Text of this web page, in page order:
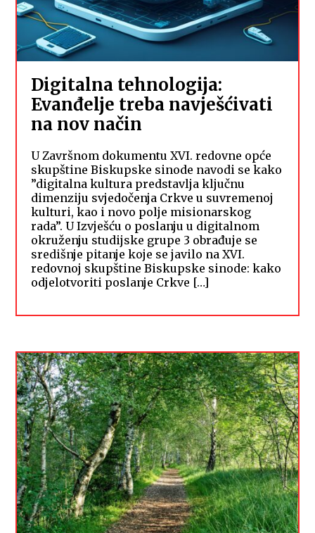
Digitalna tehnologija:
Evanđelje treba navješćivati
na nov način
U Završnom dokumentu XVI. redovne opće
skupštine Biskupske sinode navodi se kako
”digitalna kultura predstavlja ključnu
dimenziju svjedočenja Crkve u suvremenoj
kulturi, kao i novo polje misionarskog
rada”. U Izvješću o poslanju u digitalnom
okruženju studijske grupe 3 obrađuje se
središnje pitanje koje se javilo na XVI.
redovnoj skupštine Biskupske sinode: kako
odjelotvoriti poslanje Crkve […]